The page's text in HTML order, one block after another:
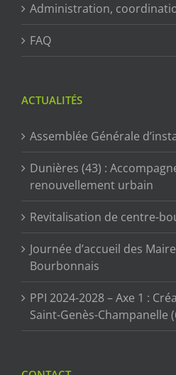
Administration,
FAQ
ACTUALITÉS
Assemblée Générale
Dunières (43) :
renouvellement urbain
Revitalisation de centre-
Journée d’accueil des
Bourbonnais
PPI 2024-2028 – Axe 1 :
Saint-Genès-Champanelle